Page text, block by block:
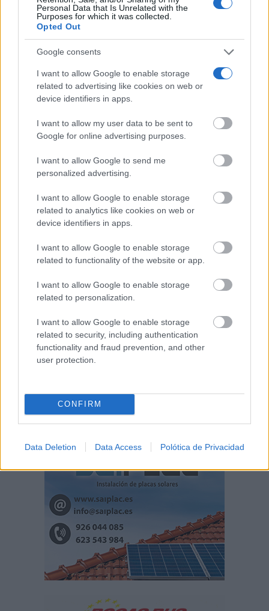
Personal Data that Is Unrelated with the
Purposes for which it was collected.
Opted Out
Google consents
I want to allow Google to enable storage
related to advertising like cookies on web or
device identifiers in apps.
I want to allow my user data to be sent to
Google for online advertising purposes.
I want to allow Google to send me
personalized advertising.
I want to allow Google to enable storage
related to analytics like cookies on web or
device identifiers in apps.
I want to allow Google to enable storage
related to functionality of the website or app.
I want to allow Google to enable storage
related to personalization.
I want to allow Google to enable storage
related to security, including authentication
functionality and fraud prevention, and other
user protection.
CONFIRM
Data Deletion Data Access Polótica de Privacidad